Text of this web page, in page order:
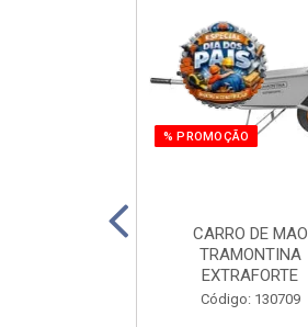
% PROMOÇÃO
CARRO DE MAO
TRAMONTINA
EXTRAFORTE
Código: 130709